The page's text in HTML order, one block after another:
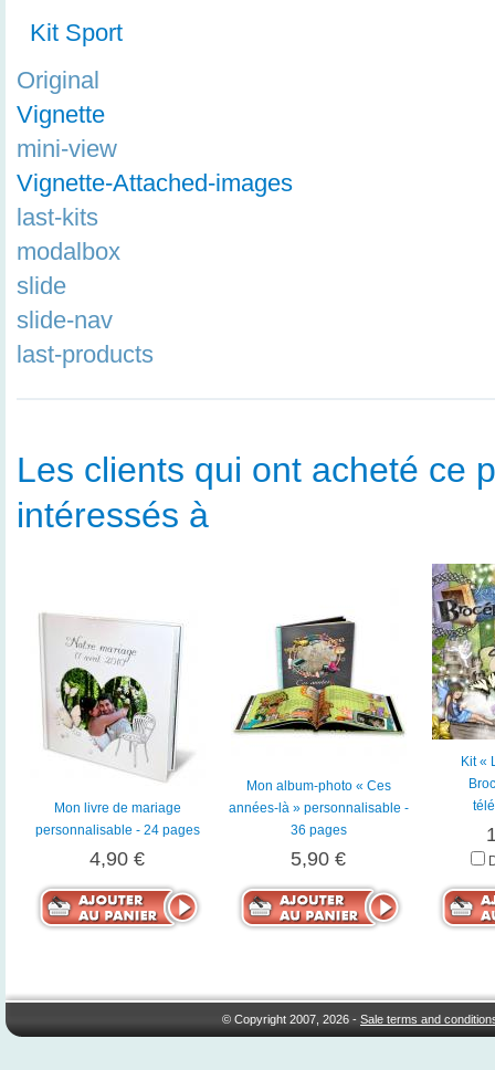
Kit Sport
Original
Vignette
mini-view
Vignette-Attached-images
last-kits
modalbox
slide
slide-nav
last-products
Les clients qui ont acheté ce
intéressés à
Mon livre de mariage
personnalisable - 24 pages
4,90 €
Mon album-photo « Ces
années-là » personnalisable -
36 pages
5,90 €
Kit «
© Copyright 2007, 2026 -Sale terms and